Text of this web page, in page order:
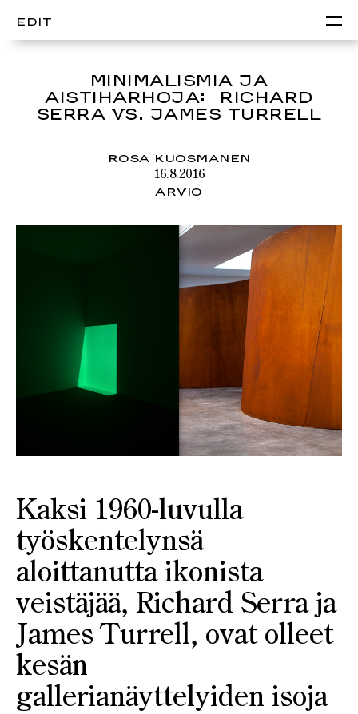
EDIT
MINIMALISMIA JA
AISTIHARHOJA: RICHARD
SERRA VS. JAMES TURRELL
ROSA KUOSMANEN
16.8.2016
ARVIO
Kaksi 1960-luvulla
työskentelynsä
aloittanutta ikonista
veistäjää, Richard Serra ja
James Turrell, ovat olleet
kesän
gallerianäyttelyiden isoja